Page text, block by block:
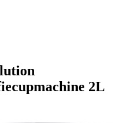
2L